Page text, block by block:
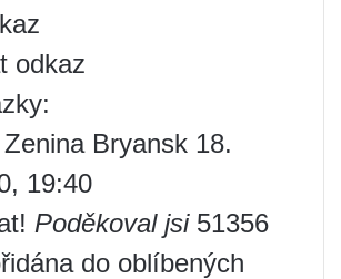
odkaz
Bryansk 18.
19:40
Poděkoval jsi51356
do oblíbených